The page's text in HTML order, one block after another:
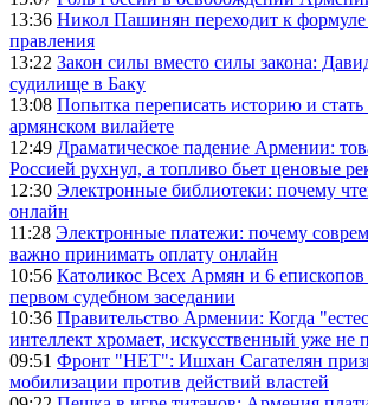
13:36 Никол Пашинян переходит к
правления
13:22 Закон силы вместо силы закона:
судилище в Баку
13:08 Попытка переписать историю и стать
армянском вилайете
12:49 Драматическое падение Армении:
Россией рухнул, а топливо бьет ценовые
12:30 Электронные библиотеки: почему
онлайн
11:28 Электронные платежи: почему
важно принимать оплату онлайн
10:56 Католикос Всех Армян и 6 епископов
первом судебном заседании
10:36 Правительство Армении: Когда
интеллект хромает, искусственный уже не
09:51 Фронт "НЕТ": Ишхан Сагателян
мобилизации против действий властей